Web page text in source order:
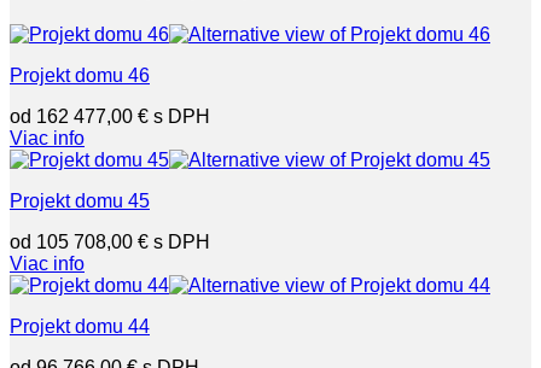
Projekt domu 46
162 477,00 €
Viac info
Projekt domu 45
105 708,00 €
Viac info
Projekt domu 44